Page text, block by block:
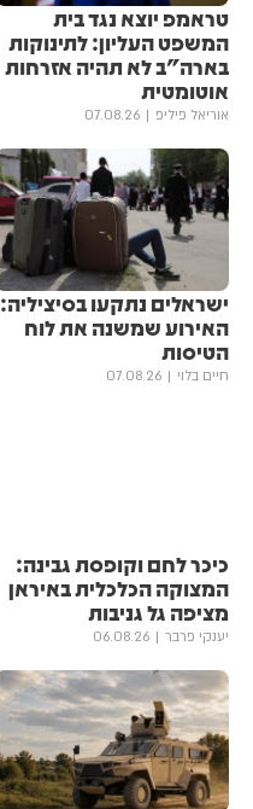
טראמפ יוצא נגד בית
המשפט העליון: לתינוקות
בארה"ב לא תהיה אזרחות
אוטומטית
אוריאל פיליפ 07.08.26
ישראלים נתקעו בסיציליה:
האירוע שמשנה את לוח
הטיסות
חיים בלוי 07.08.26
כיכר לחם וקופסת גבינה:
המצוקה הכלכלית באיראן
מציפה גל גניבות
יענקי פרבר 06.08.26